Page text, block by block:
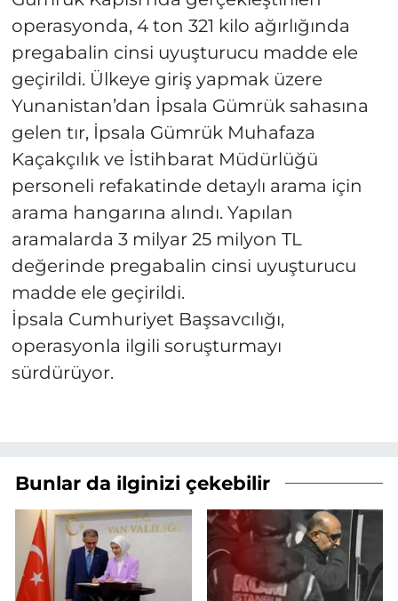
operasyonda, 4 ton 321 kilo ağırlığında
pregabalin cinsi uyuşturucu madde ele
geçirildi. Ülkeye giriş yapmak üzere
Yunanistan’dan İpsala Gümrük sahasına
gelen tır, İpsala Gümrük Muhafaza
Kaçakçılık ve İstihbarat Müdürlüğü
personeli refakatinde detaylı arama için
arama hangarına alındı. Yapılan
aramalarda 3 milyar 25 milyon TL
değerinde pregabalin cinsi uyuşturucu
madde ele geçirildi.
İpsala Cumhuriyet Başsavcılığı,
operasyonla ilgili soruşturmayı
sürdürüyor.
Bunlar da ilginizi çekebilir